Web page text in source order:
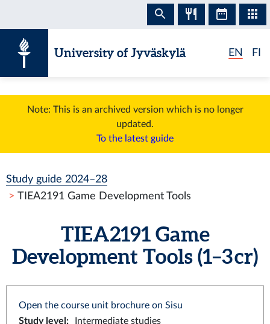
University of Jyväskylä EN FI
Note: This is an archived version which is no longer
updated.
To the latest guide
Study guide 2024–28
TIEA2191 Game Development Tools
TIEA2191 Game
Development Tools (1–3 cr)
Open the course unit brochure on Sisu
Study level :
Intermediate studies